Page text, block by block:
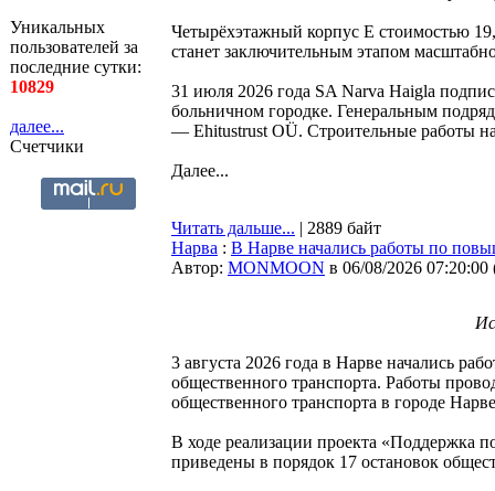
Уникальных
пользователей за
последние сутки:
10829
далее...
Счетчики
Четырёхэтажный корпус E стоимостью
станет заключительным этапом
31 июля 2026 года SA Narva Haigla
больничном городке. Генеральным
— Ehitustrust OÜ. Строительные работы
Далее...
Читать дальше... | 2889 байт
Нарва : В Нарве начались работы по
Автор: MONMOON в 06/08/2026 07:20:00
3 августа 2026 года в Нарве начались
общественного транспорта. Работы
общественного транспорта в городе
В ходе реализации проекта «Поддержка
приведены в порядок 17 остановок